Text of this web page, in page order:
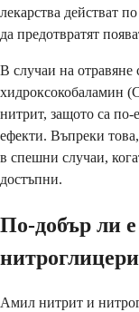
лекарства действат
да предотвратят
В случаи на
хидроксокобаламин
нитрит, защото са
ефекти. Въпреки
в спешни случаи,
достъпни.
По-добър ли
Амил нитрит и